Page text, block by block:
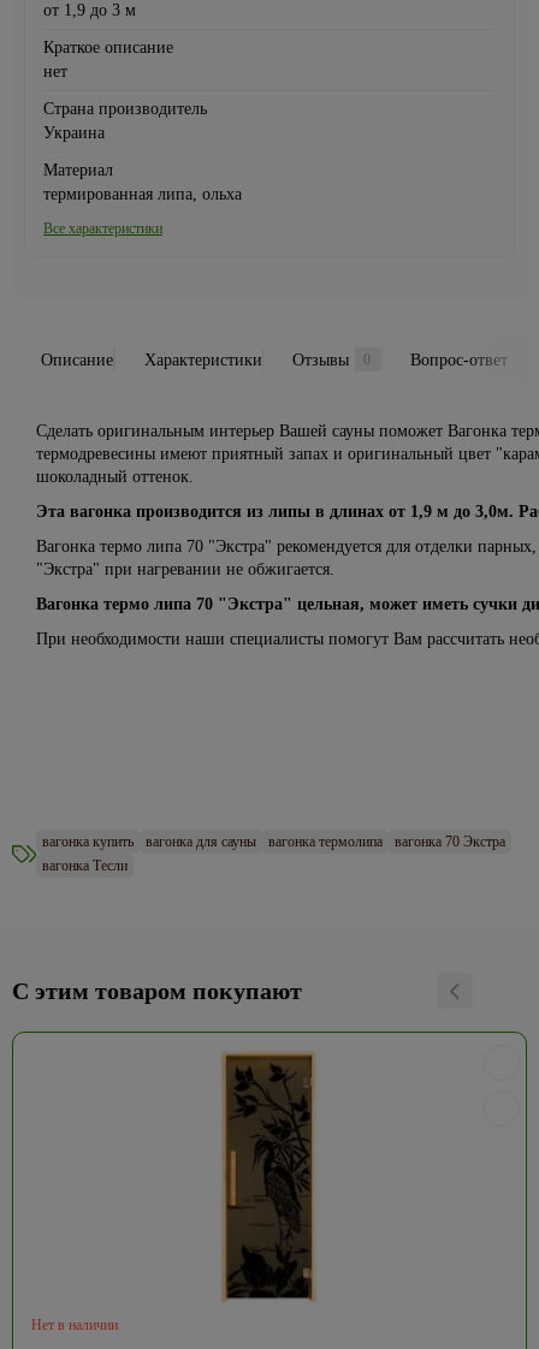
от 1,9 до 3 м
Краткое описание
нет
Страна производитель
Украина
Материал
термированная липа, ольха
Все характеристики
Описание Характеристики Отзывы 0 Вопрос-ответ
Сделать оригинальным интерьер Вашей сауны поможет Вагонка
термодревесины имеют приятный запах и оригинальный цвет
шоколадный оттенок.
Эта вагонка производится из липы в длинах от 1,9 м до 3,0м.
Вагонка термо липа 70 "Экстра" рекомендуется для отделки
"Экстра" при нагревании не обжигается.
Вагонка термо липа 70 "Экстра" цельная, может иметь сучки
При необходимости наши специалисты помогут Вам рассчитать
вагонка купить вагонка для сауны вагонка термолипа
вагонка 70 Экстра
вагонка Тесли
С этим товаром покупают
Нет в наличии